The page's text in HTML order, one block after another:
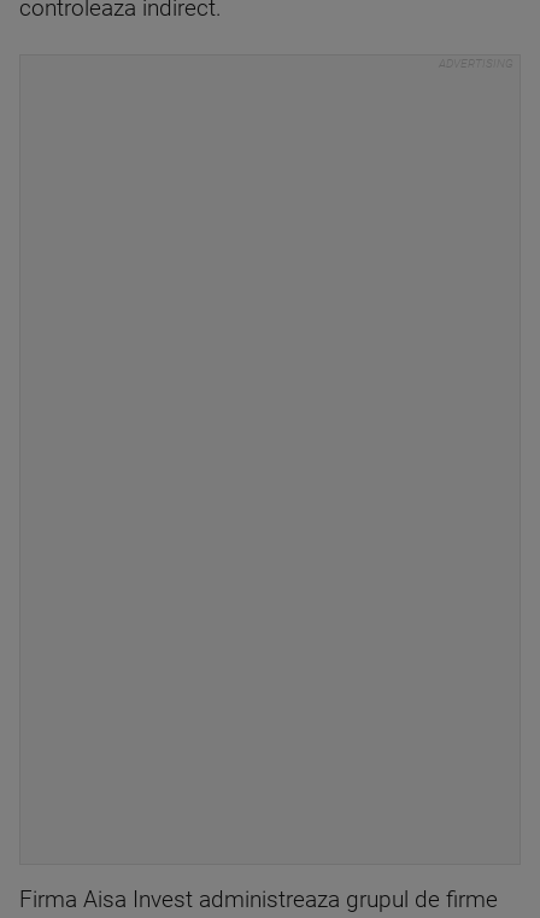
controleaza indirect.
Firma Aisa Invest administreaza grupul de firme